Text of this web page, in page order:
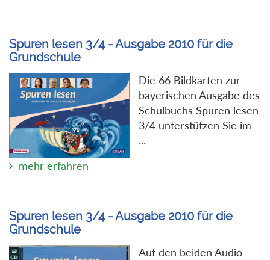
Spuren lesen 3/4 - Ausgabe 2010 für die
Grundschule
Die 66 Bildkarten zur
bayerischen Ausgabe des
Schulbuchs Spuren lesen
3/4 unterstützen Sie im
...
mehr erfahren
Spuren lesen 3/4 - Ausgabe 2010 für die
Grundschule
Auf den beiden Audio-